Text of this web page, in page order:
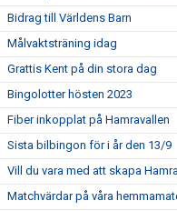
Bidrag till Världens Barn
Målvaktsträning idag
Grattis Kent på din stora dag
Bingolotter hösten 2023
Fiber inkopplat på Hamravallen
Sista bilbingon för i år den 13/9
Vill du vara med att skapa
Matchvärdar på våra